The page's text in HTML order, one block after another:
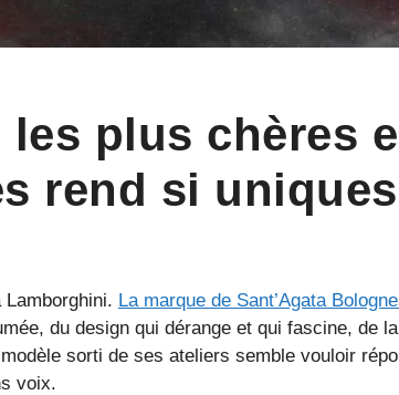
plus chères
rend si uniques
La marque de Sant’Agata
du design qui dérange et qui fascine, de
sorti de ses ateliers semble vouloir
voix.